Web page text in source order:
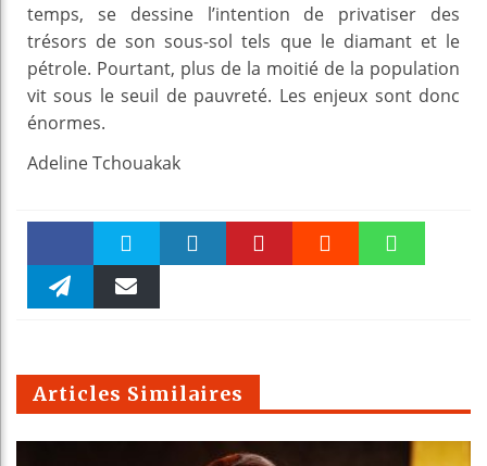
temps, se dessine l’intention de privatiser des
trésors de son sous-sol tels que le diamant et le
pétrole. Pourtant, plus de la moitié de la population
vit sous le seuil de pauvreté. Les enjeux sont donc
énormes.
Adeline Tchouakak
Faceboo Twitter
m
Articles Similaires